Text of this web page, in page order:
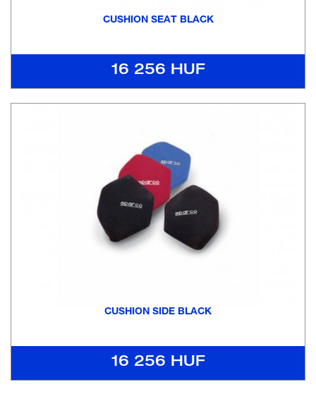
CUSHION SEAT BLACK
16 256 HUF
CUSHION SIDE BLACK
16 256 HUF